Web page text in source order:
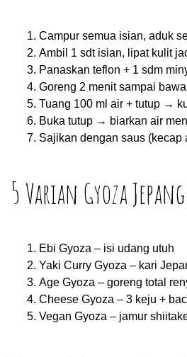
Campur semua isian, aduk
Ambil 1 sdt isian, lipat kulit
Panaskan teflon + 1 sdm
Goreng 2 menit sampai
Tuang 100 ml air + tutup →
Buka tutup → biarkan air
Sajikan dengan saus (kecap
5 Varian Gyoza
Ebi Gyoza – isi udang utuh
Yaki Curry Gyoza – kari
Age Gyoza – goreng total
Cheese Gyoza – 3 keju +
Vegan Gyoza – jamur